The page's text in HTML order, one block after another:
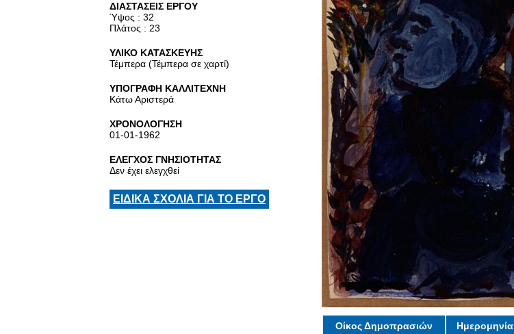
ΔΙΑΣΤΑΣΕΙΣ ΕΡΓΟΥ
Ύψος : 32
Πλάτος : 23
ΥΛΙΚΟ ΚΑΤΑΣΚΕΥΗΣ
Τέμπερα (Τέμπερα σε χαρτί)
ΥΠΟΓΡΑΦΗ ΚΑΛΛΙΤΕΧΝΗ
Κάτω Αριστερά
ΧΡΟΝΟΛΟΓΗΣΗ
01-01-1962
ΕΛΕΓΧΟΣ ΓΝΗΣΙΟΤΗΤΑΣ
Δεν έχει ελεγχθεί
ΕΙΔΙΚΑ ΣΧΟΛΙΑ ΓΙΑ ΤΟ ΕΡΓΟ
Οίκος Δημοπρασιών Ημερομηνία